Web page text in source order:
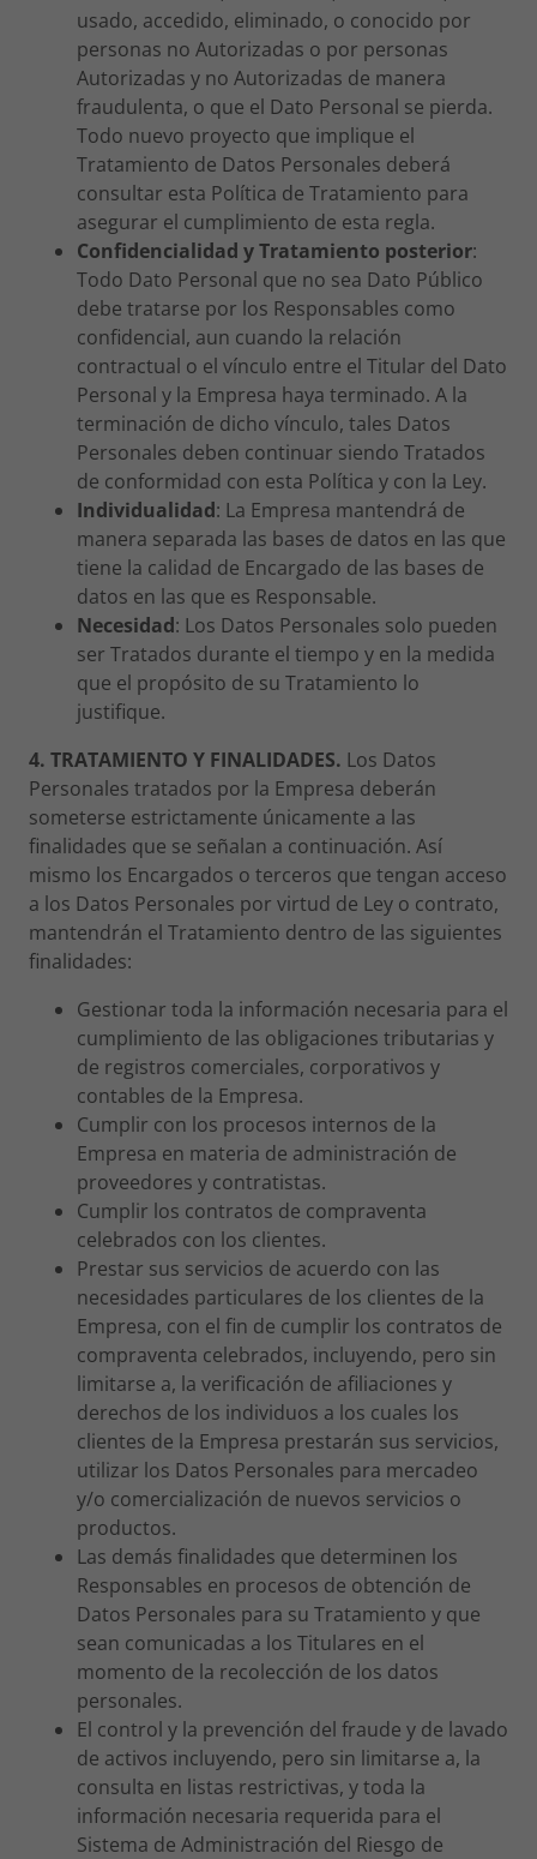
usado, accedido, eliminado, o conocido por
personas no Autorizadas o por personas
Autorizadas y no Autorizadas de manera
fraudulenta, o que el Dato Personal se pierda.
Todo nuevo proyecto que implique el
Tratamiento de Datos Personales deberá
consultar esta Política de Tratamiento para
asegurar el cumplimiento de esta regla.
Confidencialidad y Tratamiento posterior:
Todo Dato Personal que no sea Dato Público
debe tratarse por los Responsables como
confidencial, aun cuando la relación
contractual o el vínculo entre el Titular del Dato
Personal y la Empresa haya terminado. A la
terminación de dicho vínculo, tales Datos
Personales deben continuar siendo Tratados
de conformidad con esta Política y con la Ley.
Individualidad: La Empresa mantendrá de
manera separada las bases de datos en las que
tiene la calidad de Encargado de las bases de
datos en las que es Responsable.
Necesidad: Los Datos Personales solo pueden
ser Tratados durante el tiempo y en la medida
que el propósito de su Tratamiento lo
justifique.
4. TRATAMIENTO Y FINALIDADES. Los Datos
Personales tratados por la Empresa deberán
someterse estrictamente únicamente a las
finalidades que se señalan a continuación. Así
mismo los Encargados o terceros que tengan acceso
a los Datos Personales por virtud de Ley o contrato,
mantendrán el Tratamiento dentro de las siguientes
finalidades:
Gestionar toda la información necesaria para el
cumplimiento de las obligaciones tributarias y
de registros comerciales, corporativos y
contables de la Empresa.
Cumplir con los procesos internos de la
Empresa en materia de administración de
proveedores y contratistas.
Cumplir los contratos de compraventa
celebrados con los clientes.
Prestar sus servicios de acuerdo con las
necesidades particulares de los clientes de la
Empresa, con el fin de cumplir los contratos de
compraventa celebrados, incluyendo, pero sin
limitarse a, la verificación de afiliaciones y
derechos de los individuos a los cuales los
clientes de la Empresa prestarán sus servicios,
utilizar los Datos Personales para mercadeo
y/o comercialización de nuevos servicios o
productos.
Las demás finalidades que determinen los
Responsables en procesos de obtención de
Datos Personales para su Tratamiento y que
sean comunicadas a los Titulares en el
momento de la recolección de los datos
personales.
El control y la prevención del fraude y de lavado
de activos incluyendo, pero sin limitarse a, la
consulta en listas restrictivas, y toda la
información necesaria requerida para el
Sistema de Administración del Riesgo de